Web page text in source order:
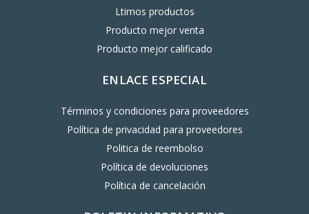
Ltimos productos
Producto mejor venta
Producto mejor calificado
ENLACE ESPECIAL
Términos y condiciones para proveedores
Política de privacidad para proveedores
Politica de reembolso
Política de devoluciones
Política de cancelación